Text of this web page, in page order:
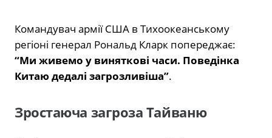
Командувач армії США в Тихоокеанському
регіоні генерал Рональд Кларк попереджає:
“Ми живемо у виняткові часи. Поведінка
Китаю дедалі загрозливіша”.
Зростаюча загроза Тайваню